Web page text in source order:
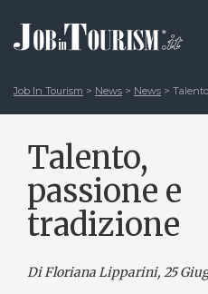
Job In Tourism > News > News >
Talento,
passione e
tradizione
Di Floriana Lipparini, 25